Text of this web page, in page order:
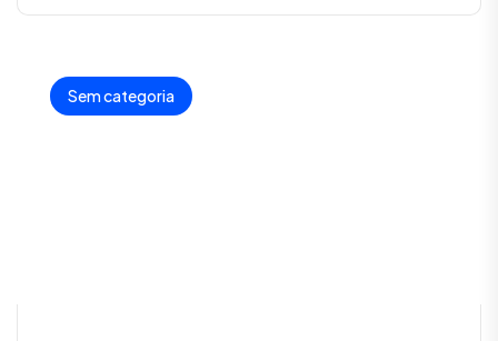
Sem categoria